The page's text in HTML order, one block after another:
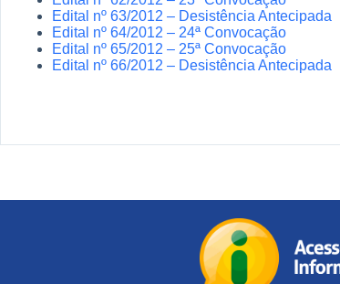
Edital nº 63/2012 – Desistência Antecipada
Edital nº 64/2012 – 24ª Convocação
Edital nº 65/2012 – 25ª Convocação
Edital nº 66/2012 – Desistência Antecipada